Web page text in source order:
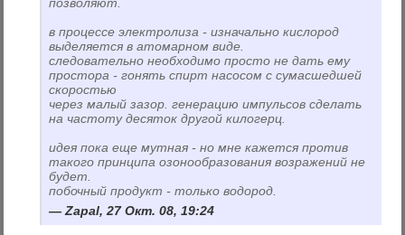
в процессе электролиза - изначально кислород
выделяется в атомарном виде.
следовательно необходимо просто не дать ему
простора - гонять спирт насосом с сумасшедшей
скоростью
через малый зазор. генерацию импульсов сделать
на частоту десяток другой килогерц.
идея пока еще мутная - но мне кажется против
такого принципа озонообразования возражений не
будет.
побочный продукт - только водород.
Zapal, 27 Окт. 08, 19:24